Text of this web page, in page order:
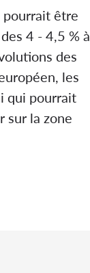
pourrait être
4 - 4,5 % à
des
les
qui pourrait
sur la zone